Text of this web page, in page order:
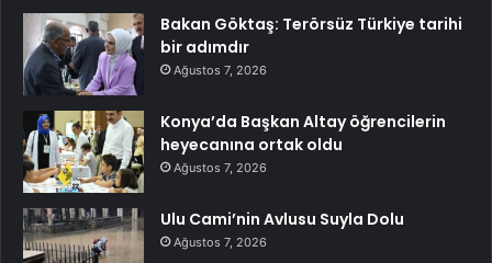
Bakan Göktaş: Terörsüz Türkiye tarihi
bir adımdır
Ağustos 7, 2026
Konya’da Başkan Altay öğrencilerin
heyecanına ortak oldu
Ağustos 7, 2026
Ulu Cami’nin Avlusu Suyla Dolu
Ağustos 7, 2026